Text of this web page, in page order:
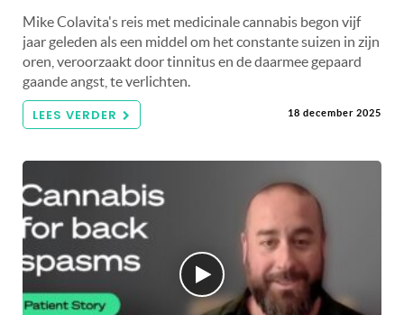
Mike Colavita's reis met medicinale cannabis begon vijf
jaar geleden als een middel om het constante suizen in zijn
oren, veroorzaakt door tinnitus en de daarmee gepaard
gaande angst, te verlichten.
LEES VERDER 18 december 2025